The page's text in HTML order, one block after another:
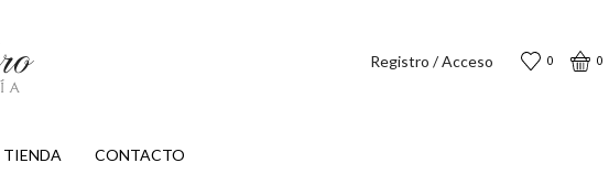
Registro / Acceso 0 0
TIENDA CONTACTO